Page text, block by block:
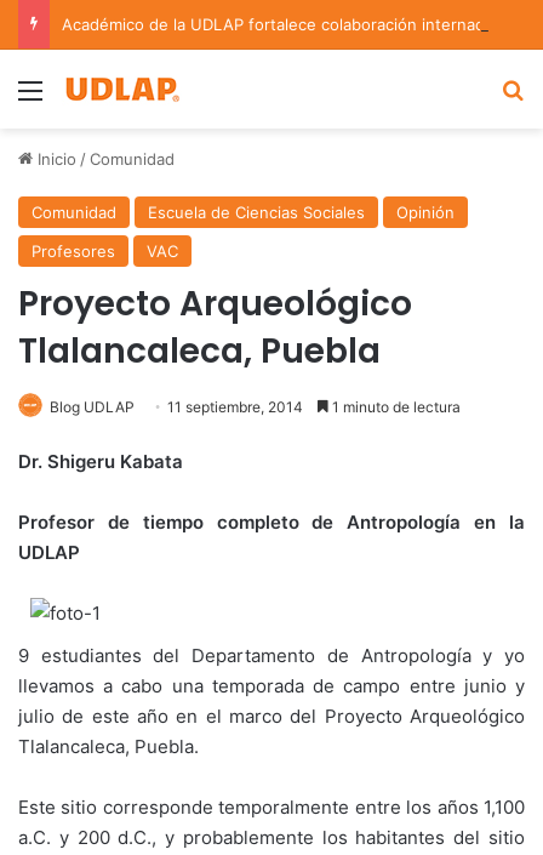
Menu
Inicio /Comunidad
Comunidad Escuela de Ciencias Sociales
Opinión
Profesores
VAC
Proyecto Arqueológico
Tlalancaleca, Puebla
Blog UDLAP 11 septiembre, 2014 1 minuto de lectura
Dr. Shigeru Kabata
Profesor de tiempo completo de Antropología en la
UDLAP
9 estudiantes del Departamento de Antropología y yo
llevamos a cabo una temporada de campo entre junio y
julio de este año en el marco del Proyecto Arqueológico
Tlalancaleca, Puebla.
Este sitio corresponde temporalmente entre los años 1,100
a.C. y 200 d.C., y probablemente los habitantes del sitio